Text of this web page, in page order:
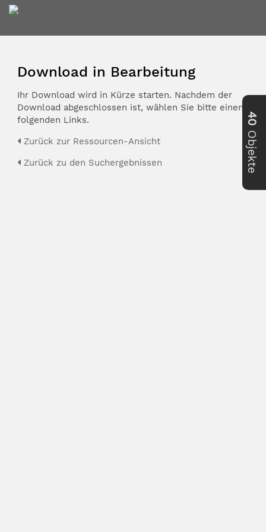
Download in Bearbeitung
Ihr Download wird in Kürze starten. Nachdem der
Download abgeschlossen ist, wählen Sie bitte einen der
folgenden Links.
Zurück zur Ressourcen-Ansicht
Zurück zu den Suchergebnissen
40
Objekte